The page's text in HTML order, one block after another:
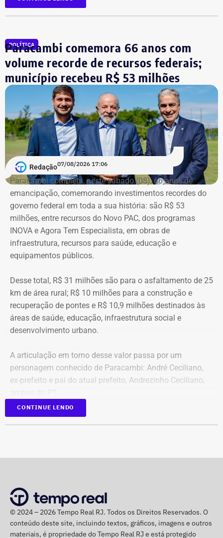
Na disputa de 2022, quando foi eleito para a Câmara dos
Deputados, o parlamentar havia informado R$
1.065.439,98 em bens. Na época, mantinha R$ 50 mil em
dinheiro vivo.
Em quatro anos, o patrimônio de Bebeto cresceu R$
1.892.881,58, alta de 177,7%. Já o valor mantido em
espécie saltou de R$ 50 mil para R$ 840 mil, aumento de
R$ 790 mil, ou 1.580%.
A relação de bens foi informada pelo próprio candidato à
Justiça Eleitoral durante o registro da candidatura. As
declarações são públicas e podem ser consultadas por
qualquer eleitor no sistema DivulgaCand, do Tribunal
Superior Eleitoral (TSE).
POLÍTICA
Paracambi comemora 66 anos com
volume recorde de recursos federais;
município recebeu R$ 53 milhões
Redação07/08/2026 17:06
Paracambi completa, neste sábado (08), 66 anos de
emancipação, comemorando investimentos recordes do
governo federal em toda a sua história: são R$ 53
milhões, entre recursos do Novo PAC, dos programas
INOVA e Agora Tem Especialista, em obras de
infraestrutura, recursos para saúde, educação e
equipamentos públicos.
Desse total, R$ 31 milhões são para o asfaltamento de 25
km de área rural; R$ 10 milhões para a construção e
recuperação de pontes e R$ 10,9 milhões destinados às
áreas de saúde, educação, infraestrutura social e
desenvolvimento urbano.
A articulação em torno desse valor passa por um
personagem conhecido de Paracambi: André Ceciliano,
ex-prefeito e pai do atual prefeito, Andrezinho Ceciliano,
O ex-presidente da Alerj, derrotado na eleição ao Senado
aproximou o político do presidente Lula — que chegou a
passar um fim de semana no sítio da família Ceciliano,
em Mendes, em 2022.
CONTINUE LENDO
© 2024 – 2026 Tempo Real RJ. Todos os Direitos Reservados. O
conteúdo deste site, incluindo textos, gráficos, imagens e outros
materiais, é propriedade do Tempo Real RJ e está protegido